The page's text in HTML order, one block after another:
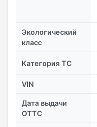
Экологический
класс
Категория ТС
VIN
Дата выдачи
ОТТС